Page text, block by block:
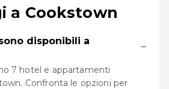
a Cookstown
disponibili a
−
7 hotel e appartamenti
Confronta le opzioni per